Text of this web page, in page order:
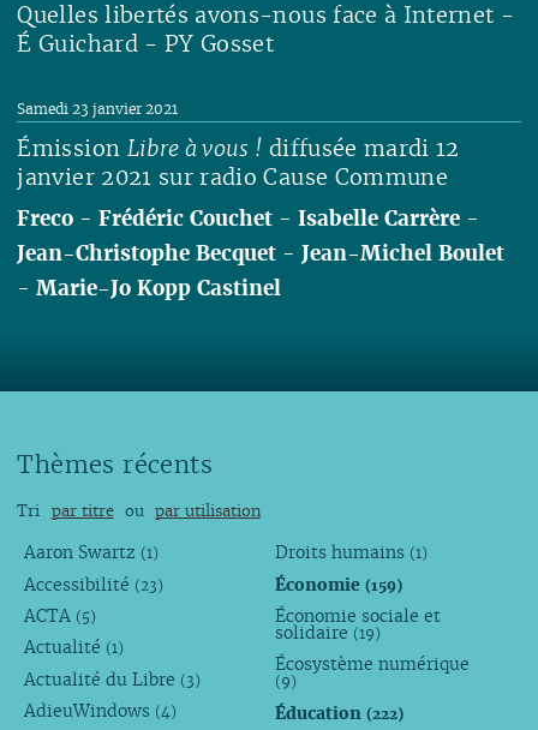
Quelles libertés avons-nous face à Internet -
É Guichard - PY Gosset
Émission Libre à vous ! diffusée mardi 12
janvier 2021 sur radio Cause Commune
Samedi 23 janvier 2021
Freco -Frédéric Couchet -Isabelle Carrère -
Jean-Christophe Becquet -Jean-Michel Boulet
-Marie-Jo Kopp Castinel
Thèmes récents
Tri par titre ou par utilisation
Aaron Swartz (1)
Accessibilité (23)
ACTA (5)
Actualité (1)
Actualité du Libre (3)
AdieuWindows (4)
Droits humains (1)
Économie(159)
Économie sociale et
solidaire (19)
Écosystème numérique
(9)
Éducation(222)